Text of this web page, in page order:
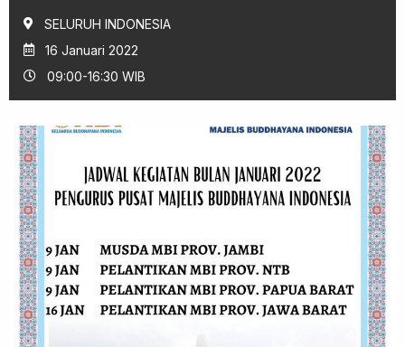
SELURUH INDONESIA
16 Januari 2022
09:00-16:30 WIB